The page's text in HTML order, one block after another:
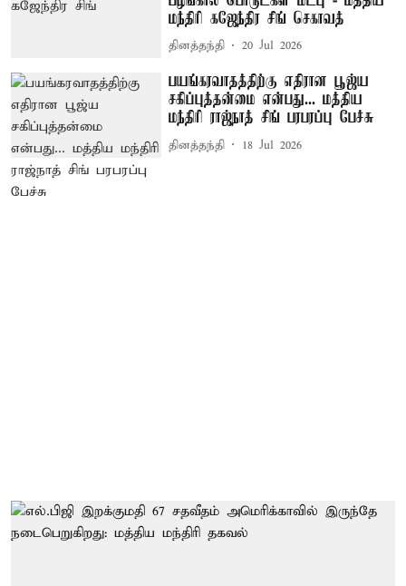
மந்திரி கஜேந்திர சிங் செகாவத்
தினத்தந்தி 20 Jul 2026
பயங்கரவாதத்திற்கு எதிரான பூஜ்ய
சகிப்புத்தன்மை என்பது... மத்திய
மந்திரி ராஜ்நாத் சிங் பரபரப்பு பேச்சு
தினத்தந்தி 18 Jul 2026